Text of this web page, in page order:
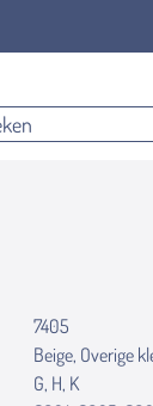
7405
Beige, Overige
G, H, K